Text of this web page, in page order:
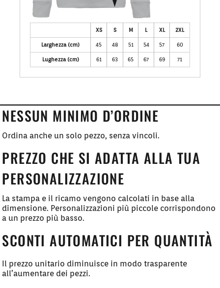
XS S M L XL 2XL
Larghezza (cm) 45 48 51 54 57 60
Lughezza (cm) 61 63 65 67 69 71
NESSUN MINIMO D’ORDINE
Ordina anche un solo pezzo, senza vincoli.
PREZZO CHE SI ADATTA ALLA TUA
PERSONALIZZAZIONE
La stampa e il ricamo vengono calcolati in base alla
dimensione. Personalizzazioni più piccole corrispondono
a un prezzo più basso.
SCONTI AUTOMATICI PER QUANTITÀ
Il prezzo unitario diminuisce in modo trasparente
all’aumentare dei pezzi.